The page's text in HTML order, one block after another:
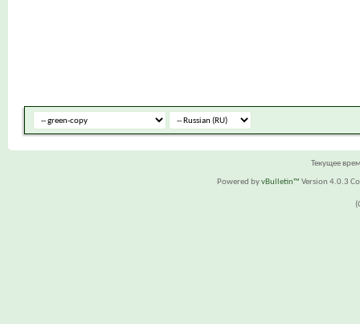
Текущее
Powered byvBulletin™ Version 4.0.3